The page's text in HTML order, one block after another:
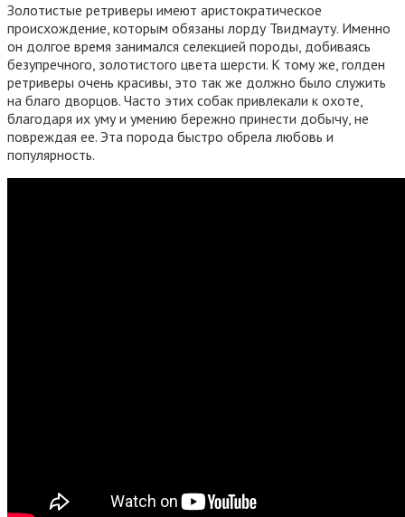
Золотистые ретриверы имеют аристократическое
происхождение, которым обязаны лорду Твидмауту. Именно
он долгое время занимался селекцией породы, добиваясь
безупречного, золотистого цвета шерсти. К тому же, голден
ретриверы очень красивы, это так же должно было служить
на благо дворцов. Часто этих собак привлекали к охоте,
благодаря их уму и умению бережно принести добычу, не
повреждая ее. Эта порода быстро обрела любовь и
популярность.